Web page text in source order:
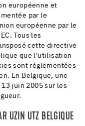
européenne et
par le
européenne par le
Tous les
cette directive
que l'utilisation
sont réglementées
En Belgique, une
juin 2005 sur les
UZIN UTZ BELGIQUE